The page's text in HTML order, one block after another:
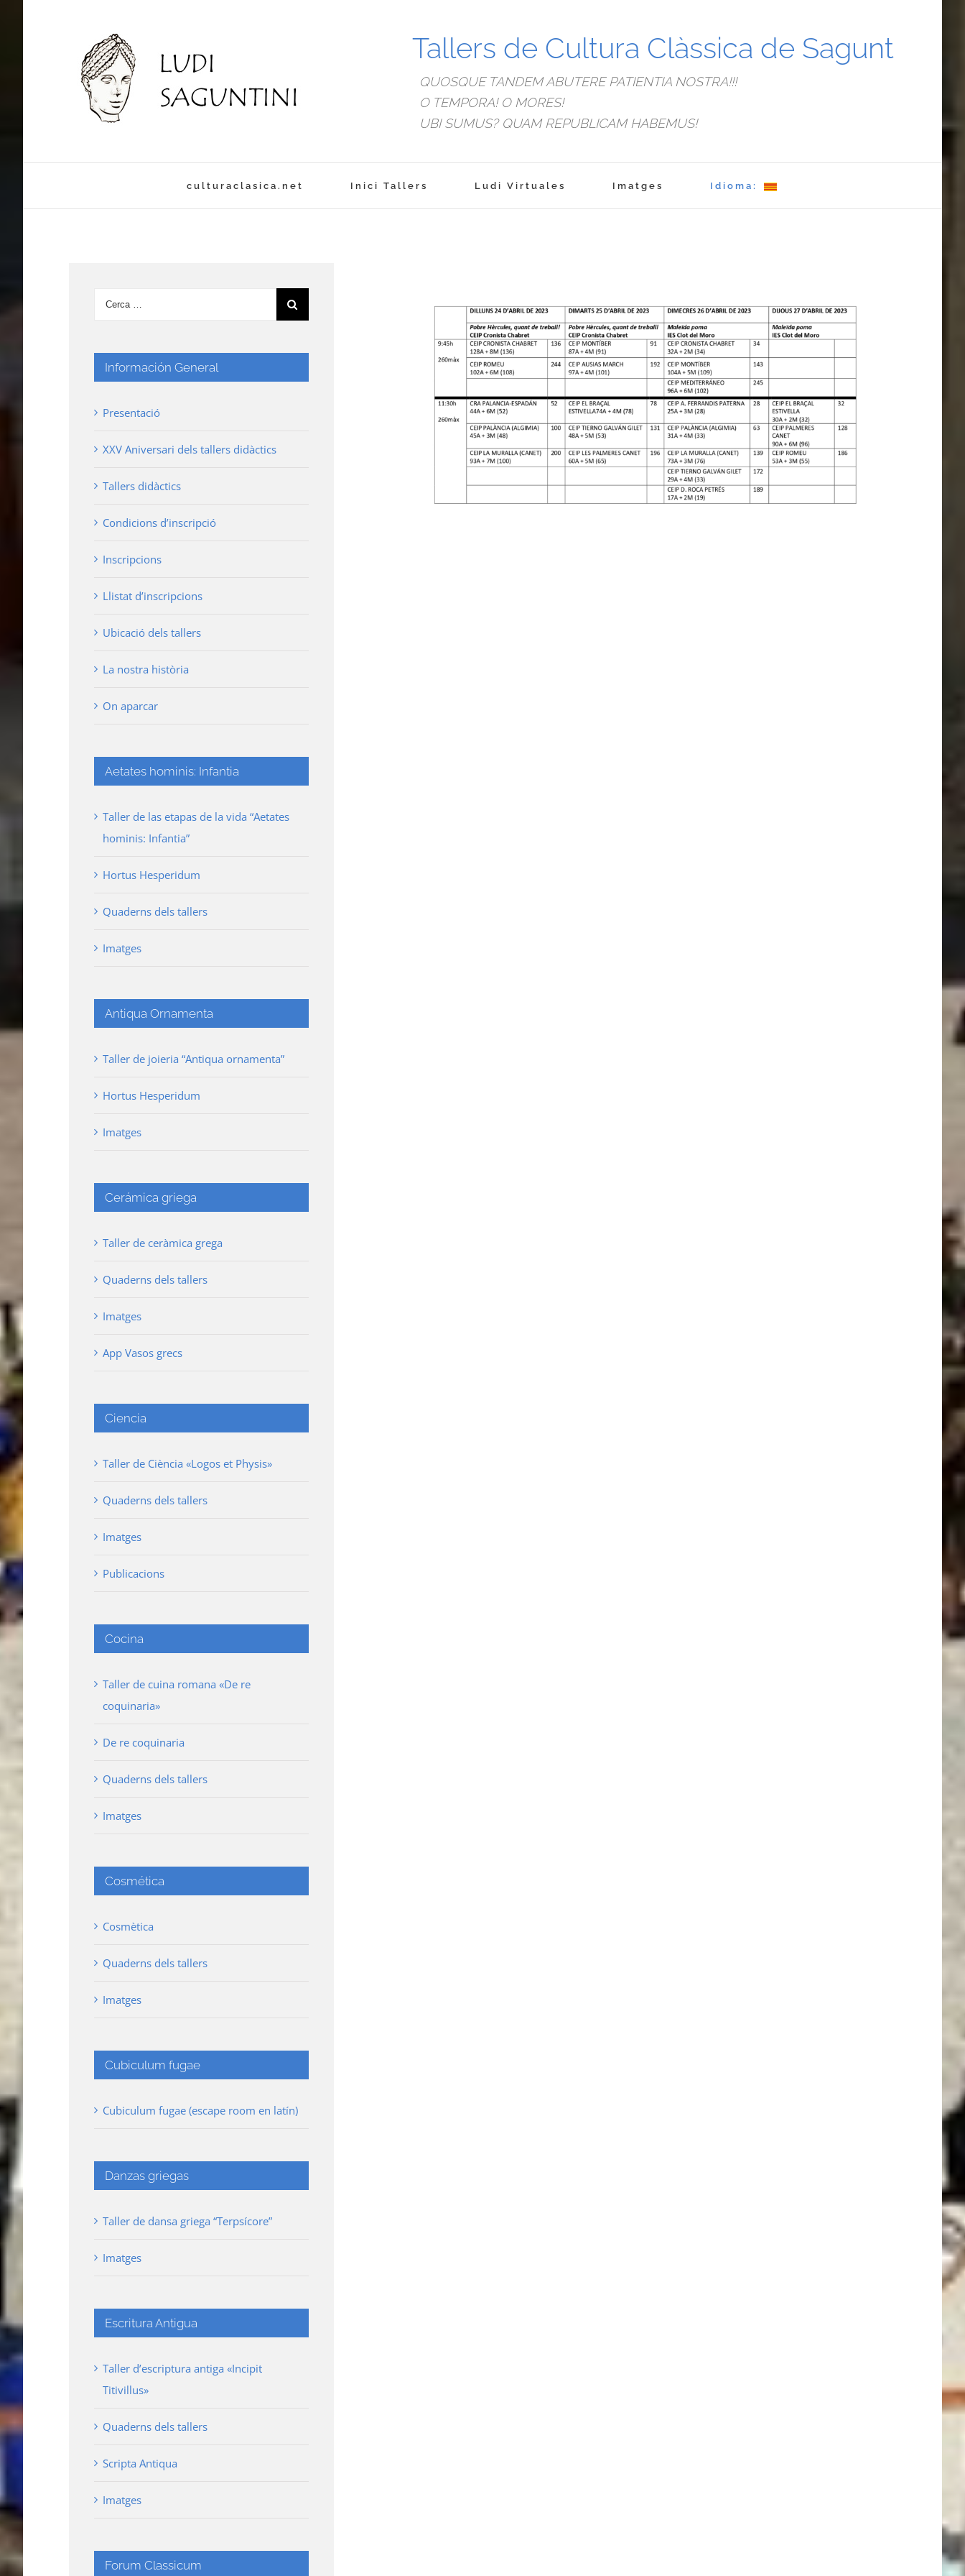
Tallers de Cultura Clàssica de Sagunt
QUOSQUE TANDEM ABUTERE PATIENTIA NOSTRA!!!
O TEMPORA! O MORES!
UBI SUMUS? QUAM REPUBLICAM HABEMUS!
culturaclasica.net Inici Tallers Ludi Virtuales Imatges Idioma:
Información General
Presentació
XXV Aniversari dels tallers didàctics
Tallers didàctics
Condicions d’inscripció
Inscripcions
Llistat d’inscripcions
Ubicació dels tallers
La nostra història
On aparcar
Aetates hominis: Infantia
Taller de las etapas de la vida “Aetates
hominis: Infantia”
Hortus Hesperidum
Quaderns dels tallers
Imatges
Antiqua Ornamenta
Taller de joieria “Antiqua ornamenta”
Hortus Hesperidum
Imatges
Cerámica griega
Taller de ceràmica grega
Quaderns dels tallers
Imatges
App Vasos grecs
Ciencia
Taller de Ciència «Logos et Physis»
Quaderns dels tallers
Imatges
Publicacions
Cocina
Taller de cuina romana «De re
coquinaria»
De re coquinaria
Quaderns dels tallers
Imatges
Cosmética
Cosmètica
Quaderns dels tallers
Imatges
Cubiculum fugae
Cubiculum fugae (escape room en latín)
Danzas griegas
Taller de dansa griega “Terpsícore”
Imatges
Escritura Antigua
Taller d’escriptura antiga «Incipit
Titivillus»
Quaderns dels tallers
Scripta Antiqua
Imatges
Forum Classicum